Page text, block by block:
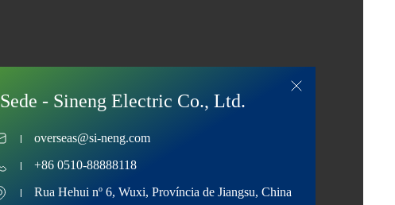
Sede - Sineng Electric Co., Ltd.
overseas@si-neng.com
+86 0510-88888118
Rua Hehui nº 6, Wuxi, Província de Jiangsu, China